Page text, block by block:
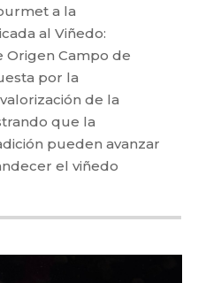
a la
al Viñedo:
Origen Campo de
por la
de la
que la
pueden avanzar
el viñedo